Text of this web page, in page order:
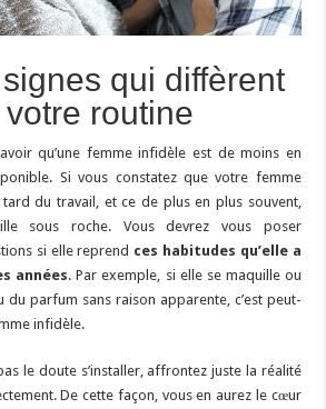
qui diffèrent
routine
qu’une femme infidèle est de moins en
Si vous constatez que votre femme
du travail, et ce de plus en plus souvent,
sous roche. Vous devrez vous poser
si elle reprend ces habitudes qu’elle a
années. Par exemple, si elle se maquille ou
du parfum sans raison apparente, c’est peut-
infidèle.
le doute s’installer, affrontez juste la réalité
De cette façon, vous en aurez le cœur